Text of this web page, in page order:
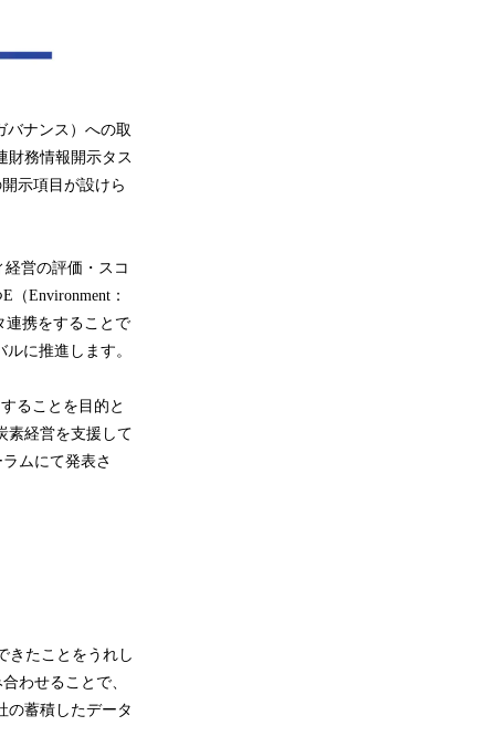
バナンス）への取
財務情報開示タス
示項目が設けら
営の評価・スコ
Environment：
連携をすることで
に推進します。
ることを目的と
素経営を支援して
ムにて発表さ
きたことをうれし
わせることで、
の蓄積したデータ